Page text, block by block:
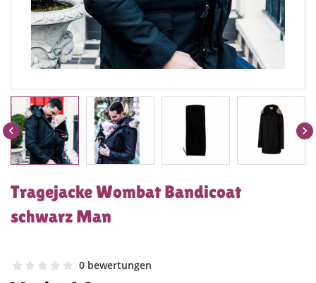
 
Tragejacke Wombat Bandicoat
schwarz Man
0 bewertungen